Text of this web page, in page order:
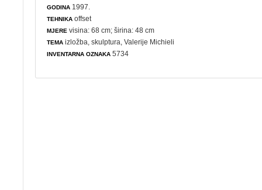
GODINA 1997.
TEHNIKA offset
MJERE visina: 68 cm; širina: 48 cm
TEMA izložba ,skulptura , Valerije Michieli
INVENTARNA OZNAKA 5734